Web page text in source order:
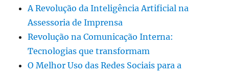
A Revolução da Inteligência Artificial na
Assessoria de Imprensa
Revolução na Comunicação Interna:
Tecnologias que transformam
O Melhor Uso das Redes Sociais para a